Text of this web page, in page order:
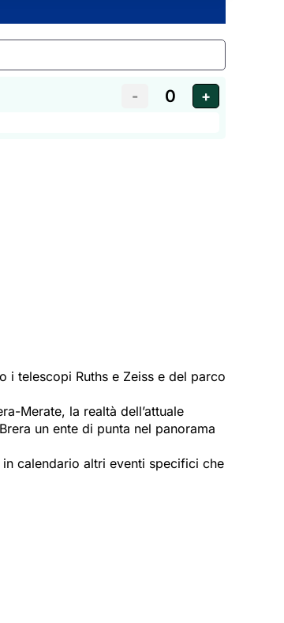
i telescopi Ruths e Zeiss e del parco
Merate, la realtà dell’attuale
un ente di punta nel panorama
calendario altri eventi specifici che